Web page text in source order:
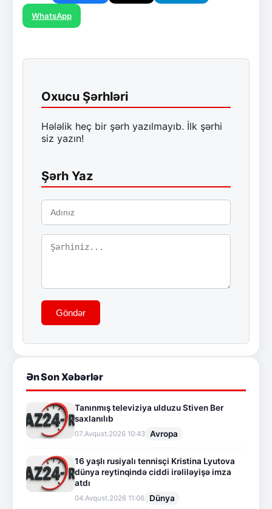
WhatsApp
Oxucu Şərhləri
Hələlik heç bir şərh yazılmayıb. İlk şərhi
siz yazın!
Şərh Yaz
Göndər
Ən Son Xəbərlər
Tanınmış televiziya ulduzu Stiven Ber
saxlanılıb
07.Avqust.2026 10:43 Avropa
16 yaşlı rusiyalı tennisçi Kristina Lyutova
dünya reytinqində ciddi irəliləyişə imza
atdı
04.Avqust.2026 11:06 Dünya